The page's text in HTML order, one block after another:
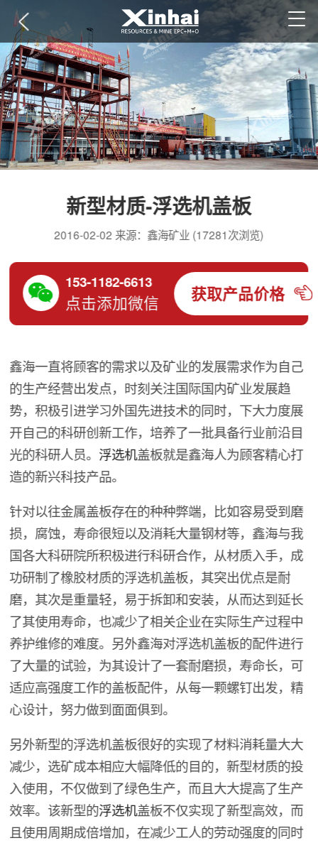
新型材质-浮选机盖板
2016-02-02 来源：鑫海矿业 (17281次浏览)
153-1182-6613
点击添加微信 获取产品价格
鑫海一直将顾客的需求以及矿业的发展需求作为自己
的生产经营出发点，时刻关注国际国内矿业发展趋
势，积极引进学习外国先进技术的同时，下大力度展
开自己的科研创新工作，培养了一批具备行业前沿目
光的科研人员。 浮选机盖板就是鑫海人为顾客精心打
造的新兴科技产品。
针对以往金属盖板存在的种种弊端，比如容易受到磨
损，腐蚀，寿命很短以及消耗大量钢材等，鑫海与我
国各大科研院所积极进行科研合作，从材质入手，成
功研制了橡胶材质的浮选机盖板，其突出优点是耐
磨，其次是重量轻，易于拆卸和安装，从而达到延长
了其使用寿命，也减少了相关企业在实际生产过程中
养护维修的难度。另外鑫海对浮选机盖板的配件进行
了大量的试验，为其设计了一套耐磨损，寿命长，可
适应高强度工作的盖板配件，从每一颗螺钉出发，精
心设计，努力做到面面俱到。
另外新型的浮选机盖板很好的实现了材料消耗量大大
减少，选矿成本相应大幅降低的目的，新型材质的投
入使用，不仅做到了绿色生产，而且大大提高了生产
效率。该新型的浮选机盖板不仅实现了新型高效，而
且使用周期成倍增加，在减少工人的劳动强度的同时